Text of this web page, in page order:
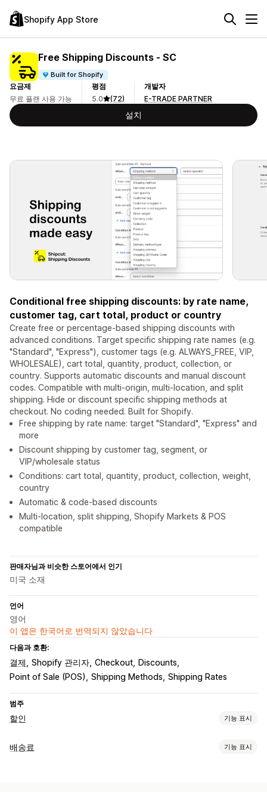
Shopify App Store
Free Shipping Discounts ‑ SC
Built for Shopify
요금제
무료 플랜 사용 가능
평점
5.0
(72)
개발자
E-TRADE PARTNER
설치
Conditional free shipping discounts: by rate name,
customer tag, cart total, product or country
Create free or percentage-based shipping discounts with
advanced conditions. Target specific shipping rate names (e.g.
"Standard", "Express"), customer tags (e.g. ALWAYS_FREE, VIP,
WHOLESALE), cart total, quantity, product, collection, or
country. Supports automatic discounts and manual discount
codes. Compatible with multi-origin, multi-location, and split
shipping. Hide or discount specific shipping methods at
checkout. No coding needed. Built for Shopify.
Free shipping by rate name: target "Standard", "Express" and
more
Discount shipping by customer tag, segment, or
VIP/wholesale status
Conditions: cart total, quantity, product, collection, weight,
country
Automatic & code-based discounts
Multi-location, split shipping, Shopify Markets & POS
compatible
판매자님과 비슷한 스토어에서 인기
미국 소재
언어
영어
이 앱은 한국어로 번역되지 않았습니다
다음과 호환:
결제 Shopify 관리자 Checkout
Discounts
Point of Sale (POS)
Shipping Methods Shipping Rates
범주
할인 기능 표시
할인 유형
배송료 기능 표시